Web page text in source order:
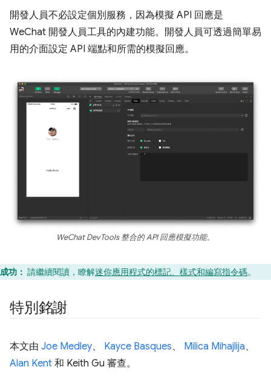
開發人員不必設定個別服務，因為模擬 API 回應是
WeChat 開發人員工具的內建功能。開發人員可透過簡單易
用的介面設定 API 端點和所需的模擬回應。
WeChat DevTools 整合的 API 回應模擬功能。
成功： 請繼續閱讀，瞭解迷你應用程式的標記、樣式和編寫指令碼。
特別銘謝
本文由 Joe Medley、 Kayce Basques、 Milica Mihajlija、
Alan Kent 和 Keith Gu 審查。